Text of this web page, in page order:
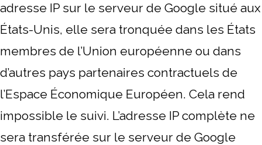
adresse IP sur le serveur de Google situé aux
États-Unis, elle sera tronquée dans les États
membres de l’Union européenne ou dans
d’autres pays partenaires contractuels de
l’Espace Économique Européen. Cela rend
impossible le suivi. L’adresse IP complète ne
sera transférée sur le serveur de Google